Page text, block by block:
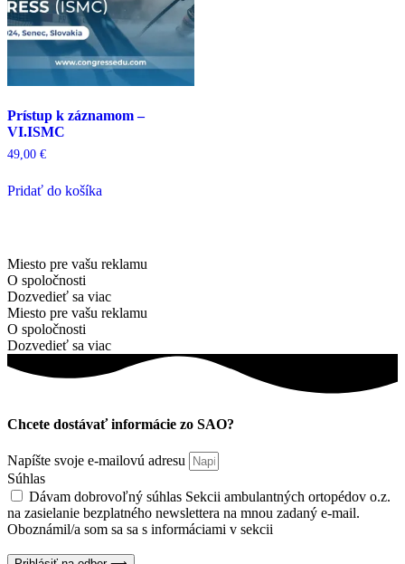
Prístup k záznamom –
VI.ISMC
49,00 €
Pridať do košíka
Miesto pre vašu reklamu
O spoločnosti
Dozvedieť sa viac
Miesto pre vašu reklamu
O spoločnosti
Dozvedieť sa viac
Chcete dostávať informácie zo SAO?
Napíšte svoje e-mailovú adresu
Súhlas
Dávam dobrovoľný súhlas Sekcii ambulantných ortopédov o.z.
na zasielanie bezplatného newslettera na mnou zadaný e-mail.
Oboznámil/a som sa sa s informáciami v sekcii